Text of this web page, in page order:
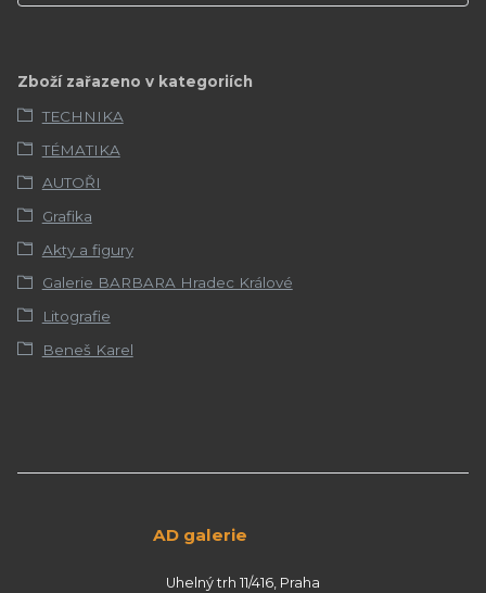
Zboží zařazeno v kategoriích
TECHNIKA
TÉMATIKA
AUTOŘI
Grafika
Akty a figury
Galerie BARBARA Hradec Králové
Litografie
Beneš Karel
AD galerie
Uhelný trh 11/416, Praha